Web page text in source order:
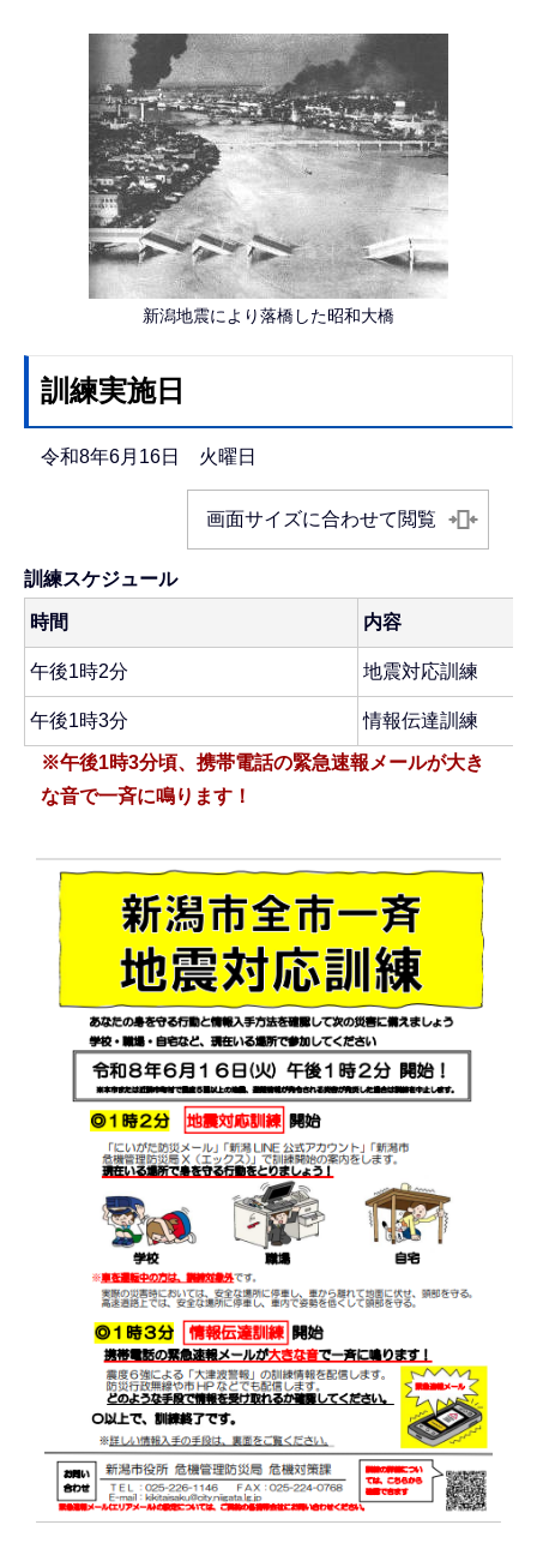
新潟地震により落橋した昭和大橋
訓練実施日
令和8年6月16日 火曜日
画面サイズに合わせて閲覧
訓練スケジュール
時間 内容
午後1時2分 地震対応訓練
午後1時3分 情報伝達訓練
※午後1時3分頃、携帯電話の緊急速報メールが大き
な音で一斉に鳴ります！